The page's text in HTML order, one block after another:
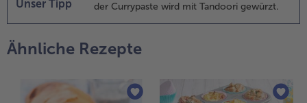
Unser Tipp
der Currypaste wird mit Tandoori gewürzt.
Ähnliche Rezepte